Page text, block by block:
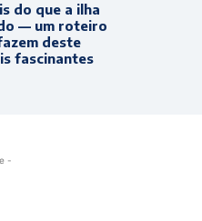
do que a ilha
— um roteiro
deste
fascinantes
-